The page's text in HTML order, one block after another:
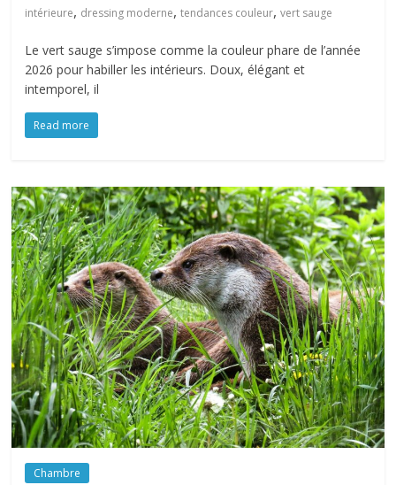
intérieure, dressing moderne,tendances couleur,vert sauge
Le vert sauge s’impose comme la couleur phare de l’année
2026 pour habiller les intérieurs. Doux, élégant et
intemporel, il
Read more
Chambre